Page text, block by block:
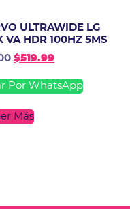
ULTRAWIDE LG
VA HDR 100HZ 5MS
$519.99
Por WhatsApp
Más